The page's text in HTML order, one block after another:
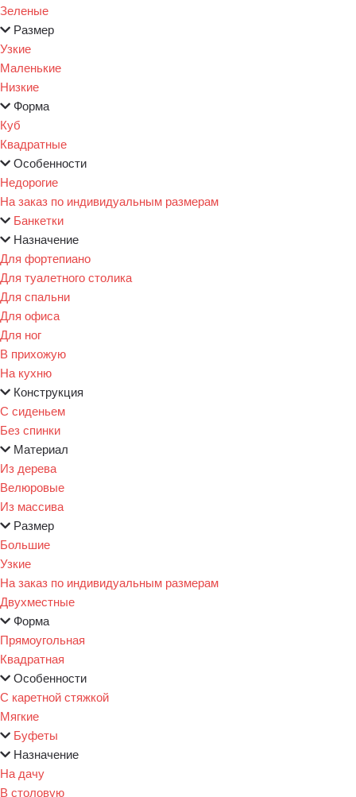
Зеленые
Размер
Узкие
Маленькие
Низкие
Форма
Куб
Квадратные
Особенности
Недорогие
На заказ по индивидуальным размерам
Банкетки
Назначение
Для фортепиано
Для туалетного столика
Для спальни
Для офиса
Для ног
В прихожую
На кухню
Конструкция
С сиденьем
Без спинки
Материал
Из дерева
Велюровые
Из массива
Размер
Большие
Узкие
На заказ по индивидуальным размерам
Двухместные
Форма
Прямоугольная
Квадратная
Особенности
С каретной стяжкой
Мягкие
Буфеты
Назначение
На дачу
В столовую